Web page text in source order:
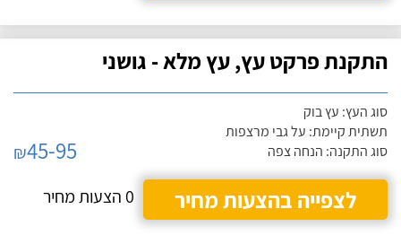
התקנת פרקט עץ, עץ מלא - גושני
סוג העץ: עץ בוק
תשתית קיימת: על גבי מרצפות
סוג התקנה: הנחה צפה
₪45-95
לצפייה בהצעות מחיר
0 הצעות מחיר